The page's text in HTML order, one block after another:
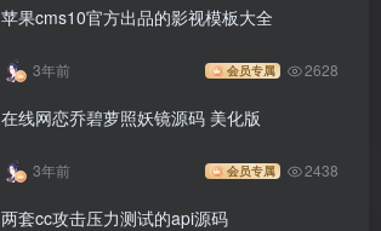
苹果cms10官方出品的影视模板大全
3年前 会员专属 2628
在线网恋乔碧萝照妖镜源码 美化版
3年前 会员专属 2438
两套cc攻击压力测试的api源码